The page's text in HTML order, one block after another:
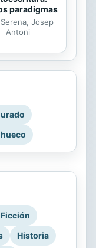
paradigmas
Josep
Antoni
Historia